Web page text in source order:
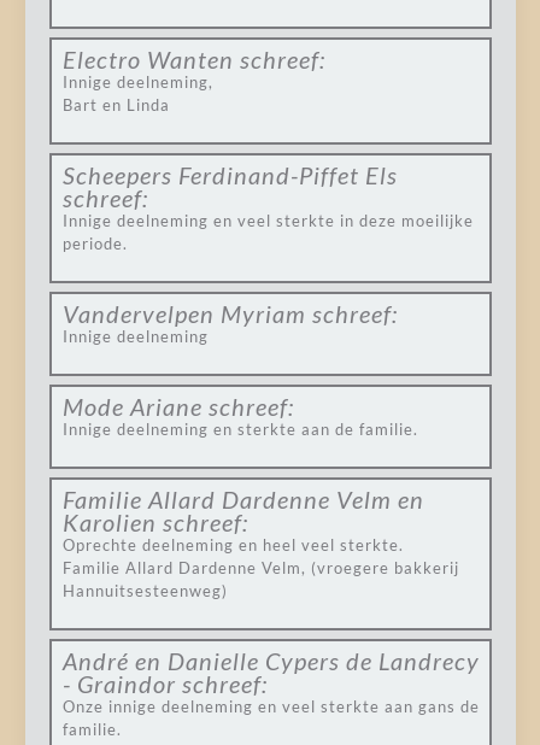
Electro Wanten schreef:
Innige deelneming,
Bart en Linda
Scheepers Ferdinand-Piffet Els
schreef:
Innige deelneming en veel sterkte in deze moeilijke
periode.
Vandervelpen Myriam schreef:
Innige deelneming
Mode Ariane schreef:
Innige deelneming en sterkte aan de familie.
Familie Allard Dardenne Velm en
Karolien schreef:
Oprechte deelneming en heel veel sterkte.
Familie Allard Dardenne Velm, (vroegere bakkerij
Hannuitsesteenweg)
André en Danielle Cypers de Landrecy
- Graindor schreef:
Onze innige deelneming en veel sterkte aan gans de
familie.